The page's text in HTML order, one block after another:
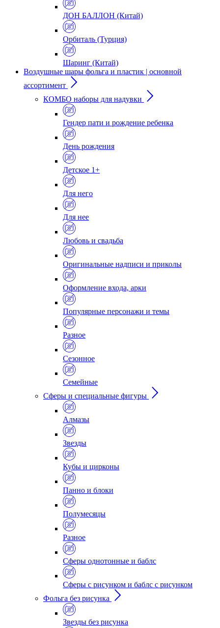
ДОН БАЛЛОН (Китай)
Орбиталь (Турция)
Шаринг (Китай)
Воздушные шары фольга и пластик | основной
ассортимент
КОМБО наборы для надувки
Гендер пати и рождение ребенка
День рождения
Детское 1+
Для него
Для нее
Любовь и свадьба
Оригинальные надписи и приколы
Оформление входа, арки
Популярные персонажи и темы
Разное
Сезонное
Семейные
Сферы и специальные фигуры
Алмазы
Звезды
Кубы и цирконы
Панно и блоки
Полумесяцы
Разное
Сферы однотонные и баблс
Сферы с рисунком и баблс с рисунком
Фольга без рисунка
Звезды без рисунка